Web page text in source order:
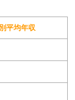
平均年収